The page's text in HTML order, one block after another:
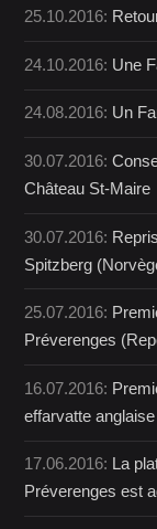
25.10.2016:
24.10.2016: Une
24.08.2016: Un
30.07.2016:
Château St-Maire
30.07.2016:
Spitzberg
25.07.2016:
Préverenges
16.07.2016:
effarvatte anglaise
17.06.2016: La
Préverenges est